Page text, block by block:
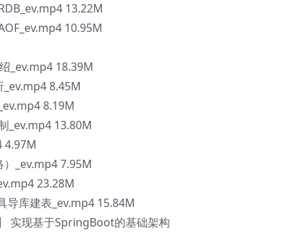
13.22M
10.95M
_ev.mp4 18.39M
8.45M
8.19M
_ev.mp4 13.80M
4.97M
_ev.mp4 7.95M
23.28M
库建表_ev.mp4 15.84M
实现基于SpringBoot的基础架构